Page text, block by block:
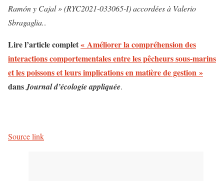
Ramón y Cajal » (RYC2021-033065-I) accordées à Valerio
Sbragaglia..
Lire l’article complet« Améliorer la compréhension des
interactions comportementales entre les pêcheurs sous-marins
et les poissons et leurs implications en matière de gestion »
dansJournal d’écologie appliquée.
Source link